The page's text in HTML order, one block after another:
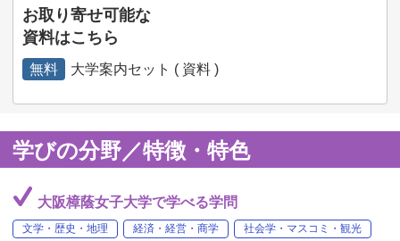
お取り寄せ可能な
資料はこちら
無料 大学案内セット ( 資料 )
学びの分野／特徴・特色
大阪樟蔭女子大学で学べる学問
文学・歴史・地理 経済・経営・商学
社会学・マスコミ・観光